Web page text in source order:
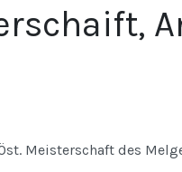
Meisterschaft des